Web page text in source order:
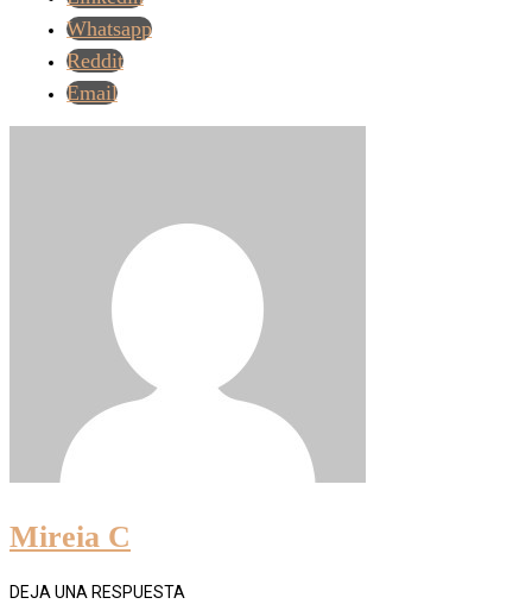
Whatsapp
Reddit
Email
Mireia C
DEJA UNA RESPUESTA